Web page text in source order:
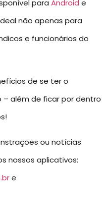
para Android e
não apenas para
e funcionários do
de se ter o
além de ficar por dentro
ou notícias
nossos aplicativos:
e